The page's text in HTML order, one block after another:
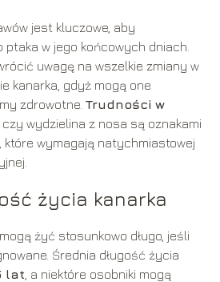
jest kluczowe, aby
ptaka w jego końcowych dniach.
uwagę na wszelkie zmiany w
kanarka, gdyż mogą one
zdrowotne. Trudności w
czy wydzielina z nosa są oznakami
wymagają natychmiastowej
życia kanarka
żyć stosunkowo długo, jeśli
Średnia długość życia
lat , a niektóre osobniki mogą